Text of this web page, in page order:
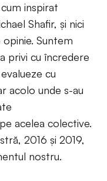
inspirat
Shafir, și nici
Suntem
privi cu încredere
cu
acolo unde s-au
acelea colective.
2016 și 2019,
nostru.